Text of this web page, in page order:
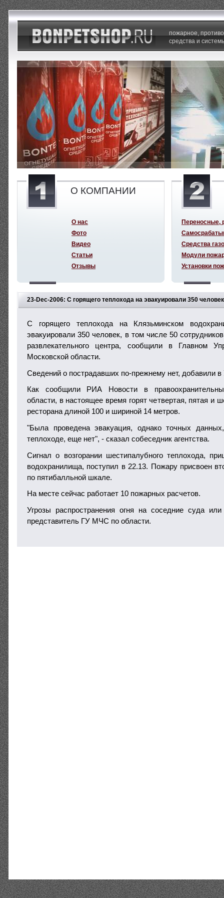
23-Dec-2006: С горящего теплохода на эвакуировали 350 человек
С горящего теплохода на Клязьминском
эвакуировали 350 человек, в том числе 50
развлекательного центра, сообщили в Главном
Московской области.
Сведений о пострадавших по-прежнему нет, добавили в
Как сообщили РИА Новости в
области, в настоящее время горят четвертая, пятая и
ресторана длиной 100 и шириной 14 метров.
"Была проведена эвакуация, однако точных
теплоходе, еще нет", - сказал собеседник агентства.
Сигнал о возгорании шестипалубного теплохода,
водохранилища, поступил в 22.13. Пожару присвоен
по пятибалльной шкале.
На месте сейчас работает 10 пожарных расчетов.
Угрозы распространения огня на соседние суда
представитель ГУ МЧС по области.
пожарное,
средства и
О КОМПАНИИ
О нас
Фото
Видео
Статьи
Отзывы
Переносные,
Средства
Модули
Установки